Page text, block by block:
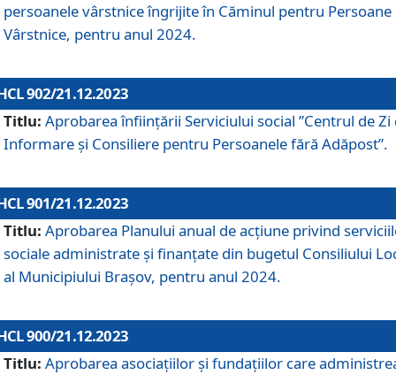
persoanele vârstnice îngrijite în Căminul pentru Persoane
Vârstnice, pentru anul 2024.
902/21.12.2023
Titlu: Aprobarea înființării Serviciului social ”Centrul de Zi
Informare și Consiliere pentru Persoanele fără Adăpost”.
901/21.12.2023
Titlu: Aprobarea Planului anual de acțiune privind
sociale administrate și finanțate din bugetul Consiliului
al Municipiului Brașov, pentru anul 2024.
900/21.12.2023
Titlu: Aprobarea asociațiilor şi fundațiilor care